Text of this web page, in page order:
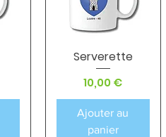
Aperçu rapide
Serverette
Prix
10,00 €
Ajouter au
panier